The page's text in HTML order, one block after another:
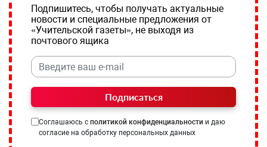
Подпишитесь, чтобы получать актуальные
новости и специальные предложения от
«Учительской газеты», не выходя из
почтового ящика
Подписаться
Соглашаюсь с политикой конфиденциальности и даю
согласие на обработку персональных данных